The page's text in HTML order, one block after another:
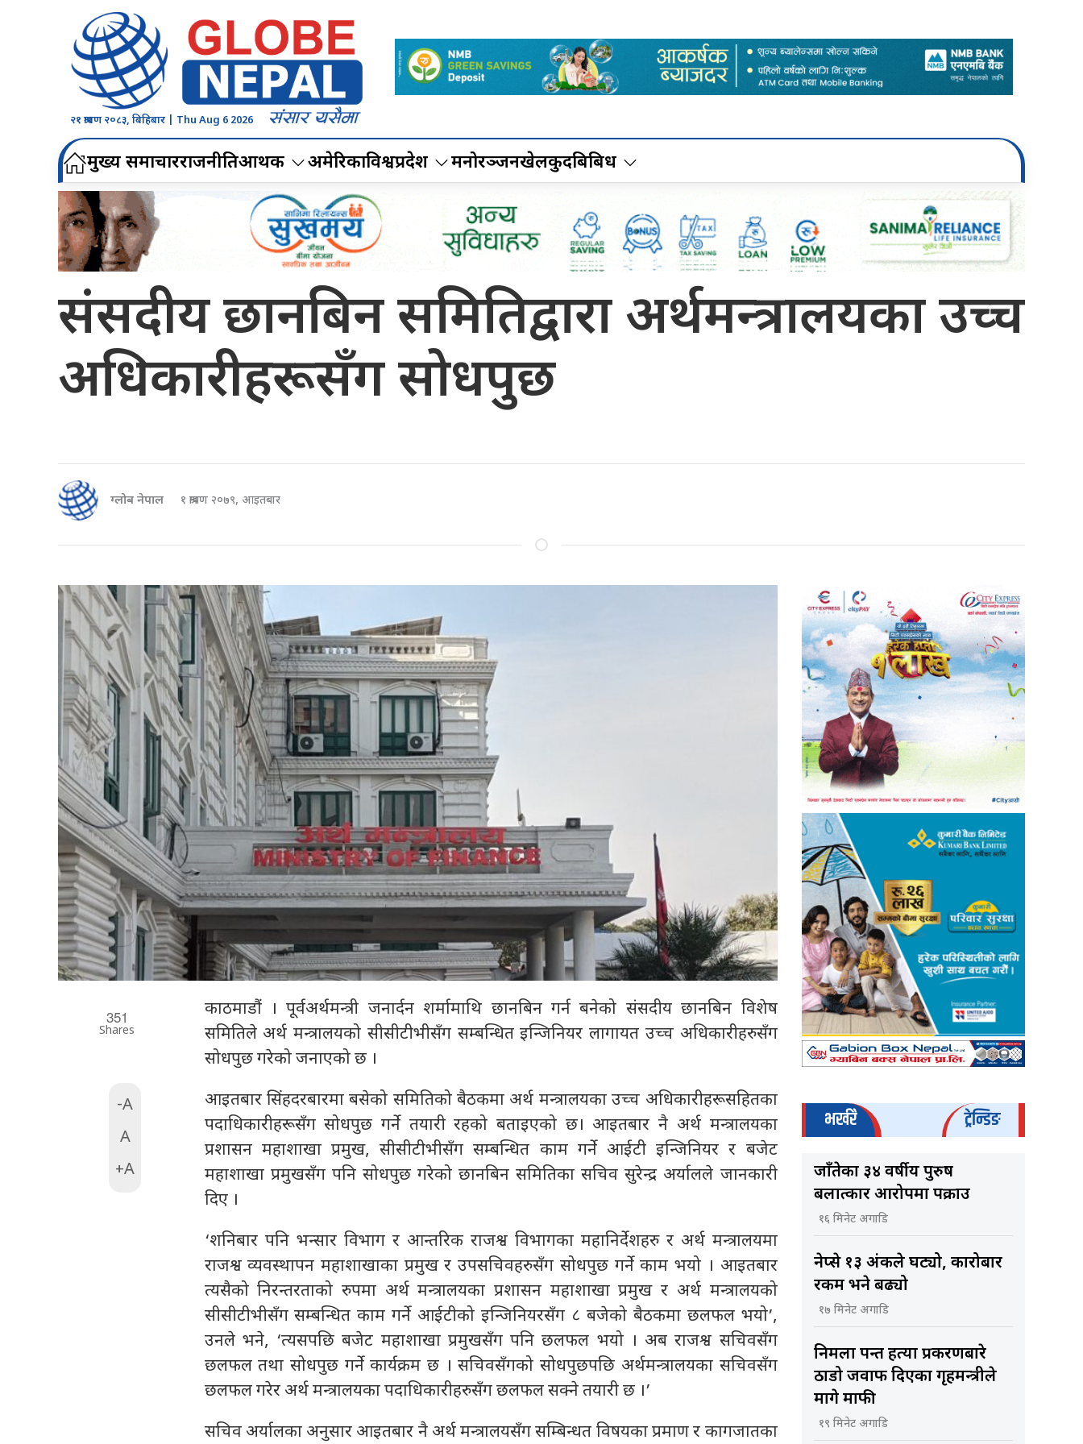
२१ श्रावण २०८३, बिहिबार | Thu Aug 6 2026
मुख्य समाचारराजनीतिआर्थिक अमेरिकाविश्वप्रदेश मनोरञ्जनखेलकुदबिबिध
संसदीय छानबिन समितिद्वारा अर्थमन्त्रालयका उच्च
अधिकारीहरूसँग सोधपुछ
ग्लोब नेपाल १ श्रावण २०७९, आइतबार
351
Shares
-A
A
+A
काठमाडौं । पूर्वअर्थमन्त्री जनार्दन शर्मामाथि छानबिन गर्न बनेको संसदीय छानबिन विशेष
समितिले अर्थ मन्त्रालयको सीसीटीभीसँग सम्बन्धित इन्जिनियर लागायत उच्च अधिकारीहरुसँग
सोधपुछ गरेको जनाएको छ ।
आइतबार सिंहदरबारमा बसेको समितिको बैठकमा अर्थ मन्त्रालयका उच्च अधिकारीहरूसहितका
पदाधिकारीहरूसँग सोधपुछ गर्ने तयारी रहको बताइएको छ। आइतबार नै अर्थ मन्त्रालयका
प्रशासन महाशाखा प्रमुख, सीसीटीभीसँग सम्बन्धित काम गर्ने आईटी इन्जिनियर र बजेट
महाशाखा प्रमुखसँग पनि सोधपुछ गरेको छानबिन समितिका सचिव सुरेन्द्र अर्यालले जानकारी
दिए ।
‘शनिबार पनि भन्सार विभाग र आन्तरिक राजश्व विभागका महानिर्देशहरु र अर्थ मन्त्रालयमा
राजश्व व्यवस्थापन महाशाखाका प्रमुख र उपसचिवहरुसँग सोधपुछ गर्ने काम भयो । आइतबार
त्यसैको निरन्तरताको रुपमा अर्थ मन्त्रालयका प्रशासन महाशाखा प्रमुख र अर्थ मन्त्रालयको
सीसीटीभीसँग सम्बन्धित काम गर्ने आईटीको इन्जिनियरसँग ८ बजेको बैठकमा छलफल भयो’,
उनले भने, ‘त्यसपछि बजेट महाशाखा प्रमुखसँग पनि छलफल भयो । अब राजश्व सचिवसँग
छलफल तथा सोधपुछ गर्ने कार्यक्रम छ । सचिवसँगको सोधपुछपछि अर्थमन्त्रालयका सचिवसँग
छलफल गरेर अर्थ मन्त्रालयका पदाधिकारीहरुसँग छलफल सक्ने तयारी छ ।’
सचिव अर्यालका अनुसार आइतबार नै अर्थ मन्त्रालयसँग सम्बिन्धत विषयका प्रमाण र कागजातका
भर्खरै ट्रेन्डिङ
जाँतेका ३४ वर्षीय पुरुष
बलात्कार आरोपमा पक्राउ
१६ मिनेट अगाडि
नेप्से १३ अंकले घट्यो, कारोबार
रकम भने बढ्यो
१७ मिनेट अगाडि
निर्मला पन्त हत्या प्रकरणबारे
ठाडो जवाफ दिएका गृहमन्त्रीले
मागे माफी
१९ मिनेट अगाडि